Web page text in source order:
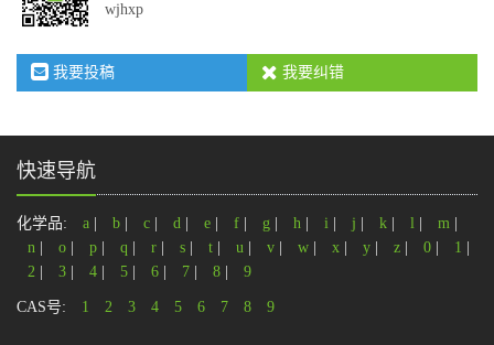
wjhxp
我要投稿 我要纠错
快速导航
化学品: a b c d e f g h i j k l m
n
o p q r s t u v w x y z 0 1
2
3 4 5 6 7 8 9
CAS号: 1 2 3 4 5 6 7 8 9